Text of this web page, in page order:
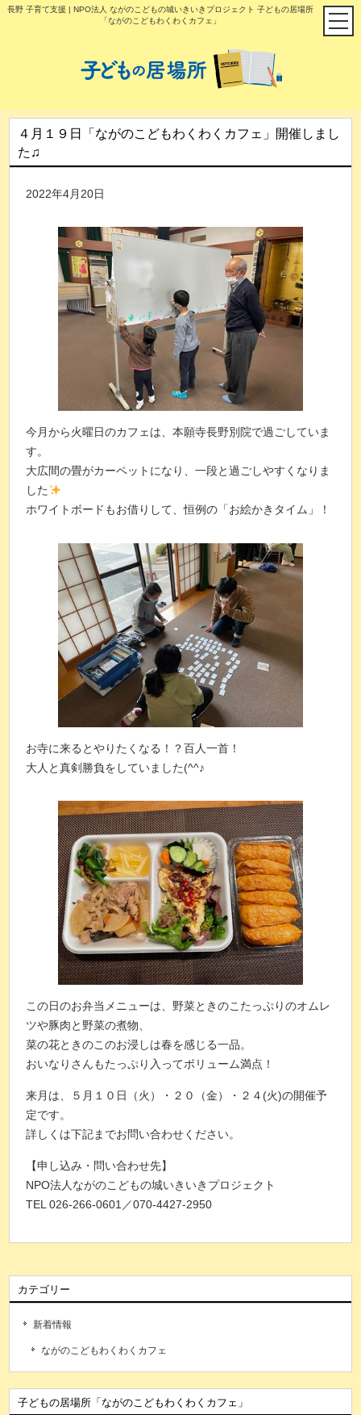
長野 子育て支援 | NPO法人 ながのこどもの城いきいきプロジェクト 子どもの居場所
「ながのこどもわくわくカフェ」
４月１９日「ながのこどもわくわくカフェ」開催しまし
た♫
2022年4月20日
今月から火曜日のカフェは、本願寺長野別院で過ごしていま
す。
大広間の畳がカーペットになり、一段と過ごしやすくなりま
した
ホワイトボードもお借りして、恒例の「お絵かきタイム」！
お寺に来るとやりたくなる！？百人一首！
大人と真剣勝負をしていました(^^♪
この日のお弁当メニューは、野菜ときのこたっぷりのオムレ
ツや豚肉と野菜の煮物、
菜の花ときのこのお浸しは春を感じる一品。
おいなりさんもたっぷり入ってボリューム満点！
来月は、５月１０日（火）・２０（金）・２４(火)の開催予
定です。
詳しくは下記までお問い合わせください。
【申し込み・問い合わせ先】
NPO法人ながのこどもの城いきいきプロジェクト
TEL 026-266-0601／070-4427-2950
カテゴリー
新着情報
ながのこどもわくわくカフェ
子どもの居場所「ながのこどもわくわくカフェ」